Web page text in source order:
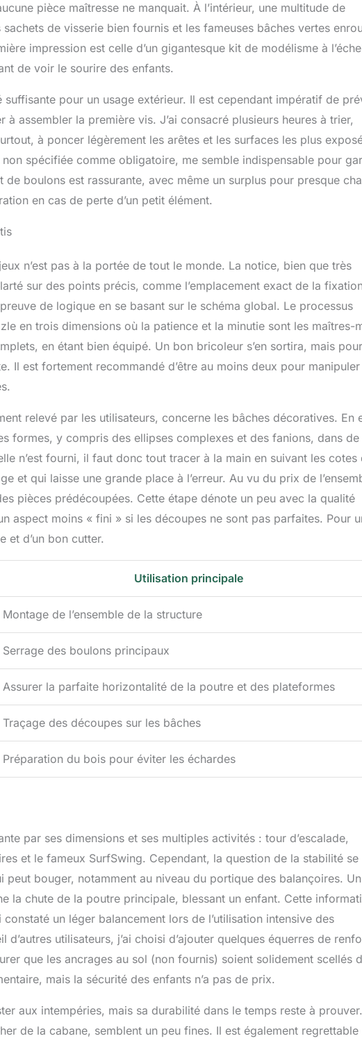
pièce maîtresse ne manquait. À l’intérieur, une multitude de
de visserie bien fournis et les fameuses bâches vertes
impression est celle d’un gigantesque kit de modélisme à
de voir le sourire des enfants.
pour un usage extérieur. Il est cependant impératif de
assembler la première vis. J’ai consacré plusieurs heures à trier,
à poncer légèrement les arêtes et les surfaces les plus
spécifiée comme obligatoire, me semble indispensable pour
boulons est rassurante, avec même un surplus pour presque
en cas de perte d’un petit élément.
n’est pas à la portée de tout le monde. La notice, bien que très
sur des points précis, comme l’emplacement exact de la
de logique en se basant sur le schéma global. Le processus
en trois dimensions où la patience et la minutie sont les maîtres-
en étant bien équipé. Un bon bricoleur s’en sortira, mais
Il est fortement recommandé d’être au moins deux pour
relevé par les utilisateurs, concerne les bâches décoratives. En
formes, y compris des ellipses complexes et des fanions, dans de
n’est fourni, il faut donc tout tracer à la main en suivant les cotes
et qui laisse une grande place à l’erreur. Au vu du prix de
pièces prédécoupées. Cette étape dénote un peu avec la qualité
aspect moins « fini » si les découpes ne sont pas parfaites. Pour
et d’un bon cutter.
Utilisation principale
Montage de l’ensemble de la structure
Serrage des boulons principaux
Assurer la parfaite horizontalité de la poutre et des plateformes
Traçage des découpes sur les bâches
Préparation du bois pour éviter les échardes
par ses dimensions et ses multiples activités : tour d’escalade,
et le fameux SurfSwing. Cependant, la question de la stabilité se
peut bouger, notamment au niveau du portique des balançoires. Un
la chute de la poutre principale, blessant un enfant. Cette
un léger balancement lors de l’utilisation intensive des
utilisateurs, j’ai choisi d’ajouter quelques équerres de
que les ancrages au sol (non fournis) soient solidement scellés
mais la sécurité des enfants n’a pas de prix.
aux intempéries, mais sa durabilité dans le temps reste à prouver.
de la cabane, semblent un peu fines. Il est également regrettable